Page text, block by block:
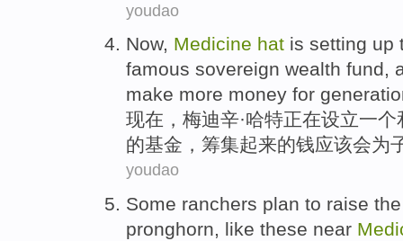
youdao
Now, Medicine hat is setting up
famous sovereign wealth fund,
make more money for
现在 ，梅迪辛·哈特正在设立一个
的基金，筹集起来的钱应该会为
youdao
Some ranchers plan to raise
pronghorn, like these near